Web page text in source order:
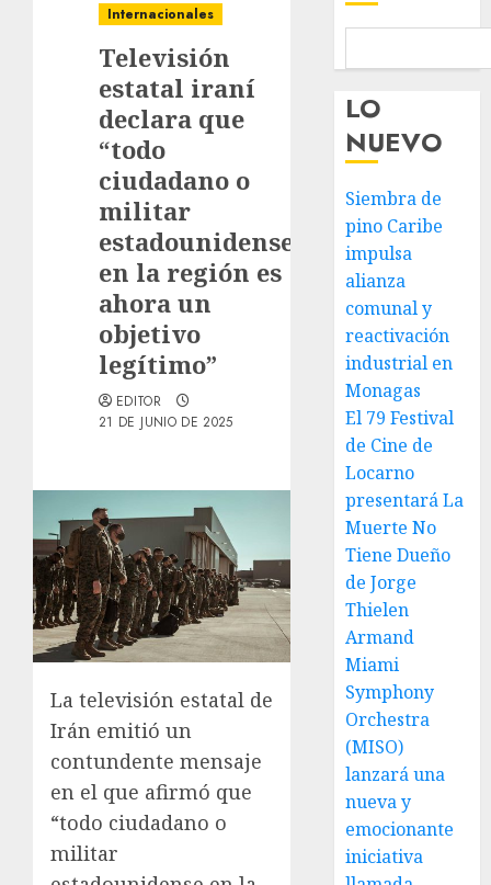
Internacionales
Televisión
estatal iraní
declara que
“todo
ciudadano o
militar
estadounidense
en la región es
ahora un
objetivo
legítimo”
EDITOR
21 DE JUNIO DE 2025
La televisión estatal de
Irán emitió un
contundente mensaje
en el que afirmó que
“todo ciudadano o
militar
LO
NUEVO
Siembra de
pino Caribe
impulsa
alianza
comunal y
reactivación
industrial en
Monagas
El 79 Festival
de Cine de
Locarno
presentará La
Muerte No
Tiene Dueño
de Jorge
Thielen
Armand
Miami
Symphony
Orchestra
(MISO)
lanzará una
nueva y
emocionante
iniciativa